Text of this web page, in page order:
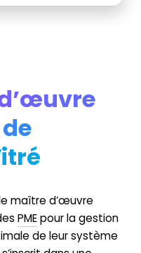
maître d’œuvre
PME pour la gestion
de leur système